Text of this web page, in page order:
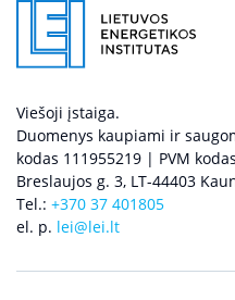
Viešoji įstaiga.
Duomenys kaupiami ir
kodas 111955219 | PVM
Breslaujos g. 3, LT-44403
Tel.: +370 37 401805
el. p. lei@lei.lt